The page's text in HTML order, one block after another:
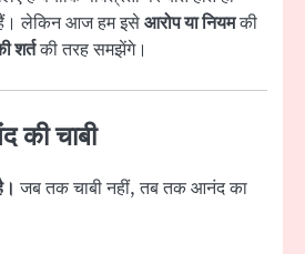
लेकिन आज हम इसेआरोप या नियमकी
शर्तकी तरह समझेंगे।
की चाबी
जब तक चाबी नहीं, तब तक आनंद का